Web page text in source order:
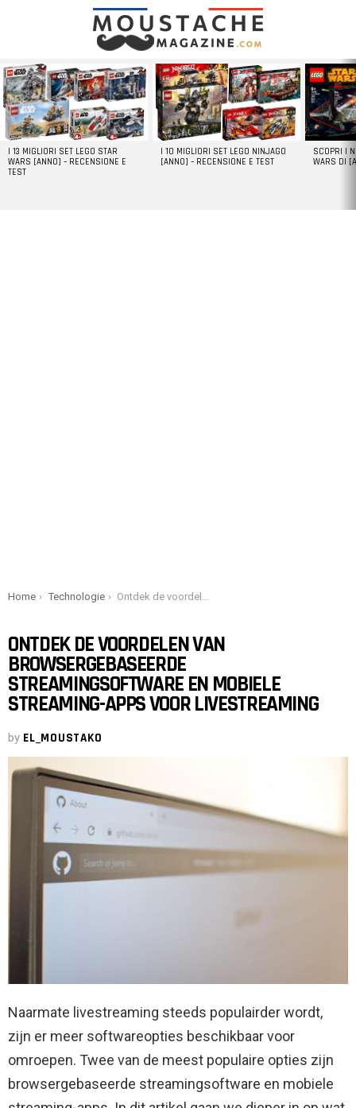
LATEST
STORIES
I 13 MIGLIORI SET LEGO STAR
WARS [ANNO] – RECENSIONE E
TEST
I 10 MIGLIORI SET LEGO NINJAGO
[ANNO] – RECENSIONE E TEST
SCOPRI I
WARS DI
You are here:
Home Technologie Ontdek de voordelen van browsergebaseerde streamingsoftware en mobiele streaming-apps voor livestreaming
ONTDEK DE VOORDELEN VAN
BROWSERGEBASEERDE
STREAMINGSOFTWARE EN MOBIELE
STREAMING-APPS VOOR LIVESTREAMING
by EL_MOUSTAKO
Naarmate livestreaming steeds populairder wordt,
zijn er meer softwareopties beschikbaar voor
omroepen. Twee van de meest populaire opties zijn
browsergebaseerde streamingsoftware en mobiele